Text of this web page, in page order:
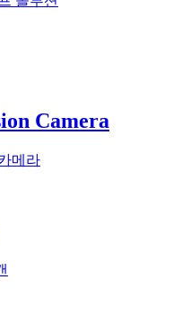
Camera
메라